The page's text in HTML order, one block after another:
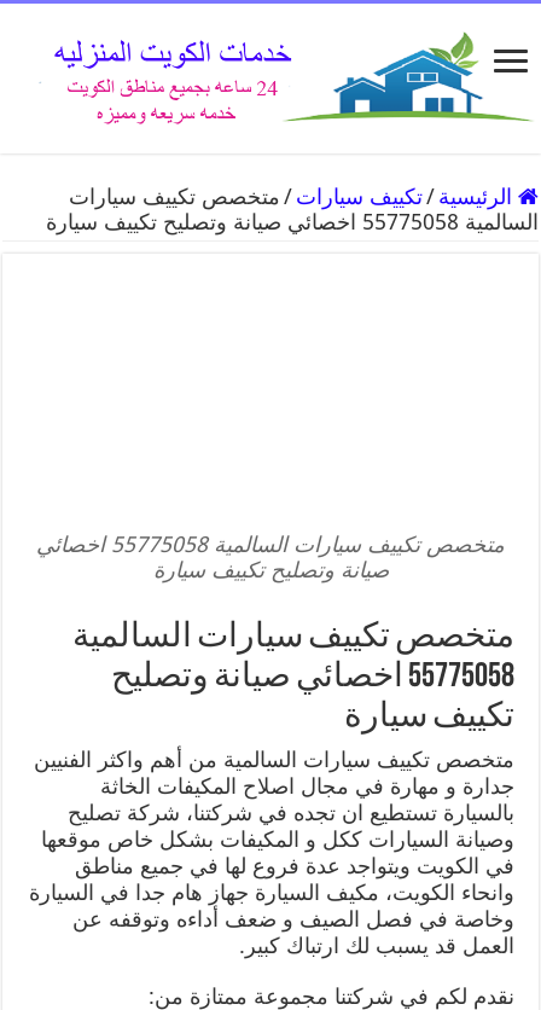
الرئيسية /تكييف سيارات /متخصص تكييف سيارات
السالمية 55775058 اخصائي صيانة وتصليح تكييف سيارة
متخصص تكييف سيارات السالمية 55775058 اخصائي
صيانة وتصليح تكييف سيارة
متخصص تكييف سيارات السالمية
55775058 اخصائي صيانة وتصليح
تكييف سيارة
متخصص تكييف سيارات السالمية من أهم واكثر الفنيين
جدارة و مهارة في مجال اصلاح المكيفات الخاثة
بالسيارة تستطيع ان تجده في شركتنا، شركة تصليح
وصيانة السيارات ككل و المكيفات بشكل خاص موقعها
في الكويت ويتواجد عدة فروع لها في جميع مناطق
وانحاء الكويت، مكيف السيارة جهاز هام جدا في السيارة
وخاصة في فصل الصيف و ضعف أداءه وتوقفه عن
العمل قد يسبب لك ارتباك كبير.
نقدم لكم في شركتنا مجموعة ممتازة من: